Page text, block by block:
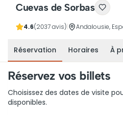
Cuevas de Sorbas
4.6(2037 avis) Andalousie,
Réservation Horaires À
Réservez vos billets
Choisissez des dates de visite
disponibles.